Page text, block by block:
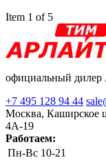
Item 1 of 5
официальный дилер
+7 495 128 94 44
Москва, Каширское
4А-19
Работаем:
Пн-Вс 10-21